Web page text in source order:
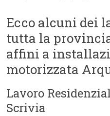
Ecco alcuni dei
tutta la
affini a
motorizzata
Lavoro
Scrivia